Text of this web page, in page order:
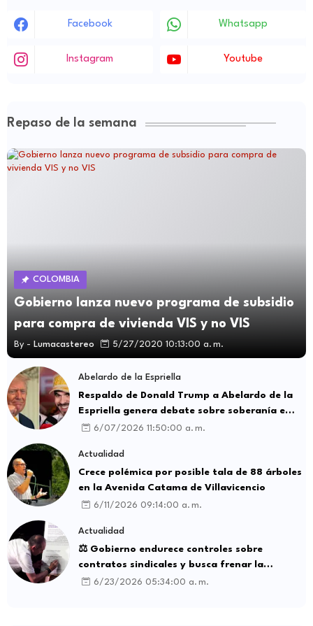
Facebook Whatsapp
Instagram Youtube
Repaso de la semana
COLOMBIA
Gobierno lanza nuevo programa de subsidio
para compra de vivienda VIS y no VIS
By - Lumacastereo 5/27/2020 10:13:00 a. m.
Abelardo de la Espriella
Respaldo de Donald Trump a Abelardo de la
Espriella genera debate sobre soberanía e
influencia internacional
6/07/2026 11:50:00 a. m.
Actualidad
Crece polémica por posible tala de 88 árboles
en la Avenida Catama de Villavicencio
6/11/2026 09:14:00 a. m.
Actualidad
⚖️ Gobierno endurece controles sobre
contratos sindicales y busca frenar la
intermediación laboral ilegal
6/23/2026 05:34:00 a. m.